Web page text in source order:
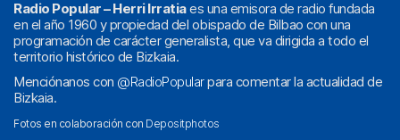
Radio Popular – Herri Irratiaes una emisora de radio fundada
en el año 1960 y propiedad del obispado de Bilbao con una
programación de carácter generalista, que va dirigida a todo el
territorio histórico de Bizkaia.
Menciónanos con @RadioPopularpara comentar la actualidad de
Bizkaia.
Fotos en colaboración con Depositphotos